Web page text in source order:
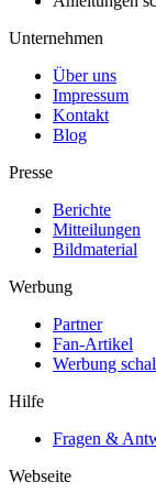
Unternehmen
Über uns
Impressum
Kontakt
Blog
Presse
Berichte
Mitteilungen
Bildmaterial
Werbung
Partner
Fan-Artikel
Werbung
Hilfe
Fragen &
Webseite